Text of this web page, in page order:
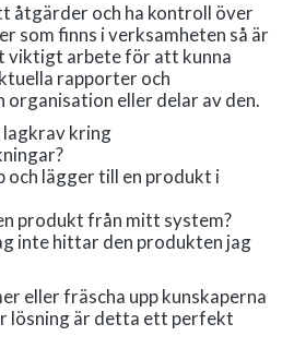
åtgärder och ha kontroll över
som finns i verksamheten så är
arbete för att kunna
rapporter och
eller delar av den.
kring
och lägger till en produkt i
produkt från mitt system?
inte hittar den produkten jag
eller fräscha upp kunskaperna
lösning är detta ett perfekt